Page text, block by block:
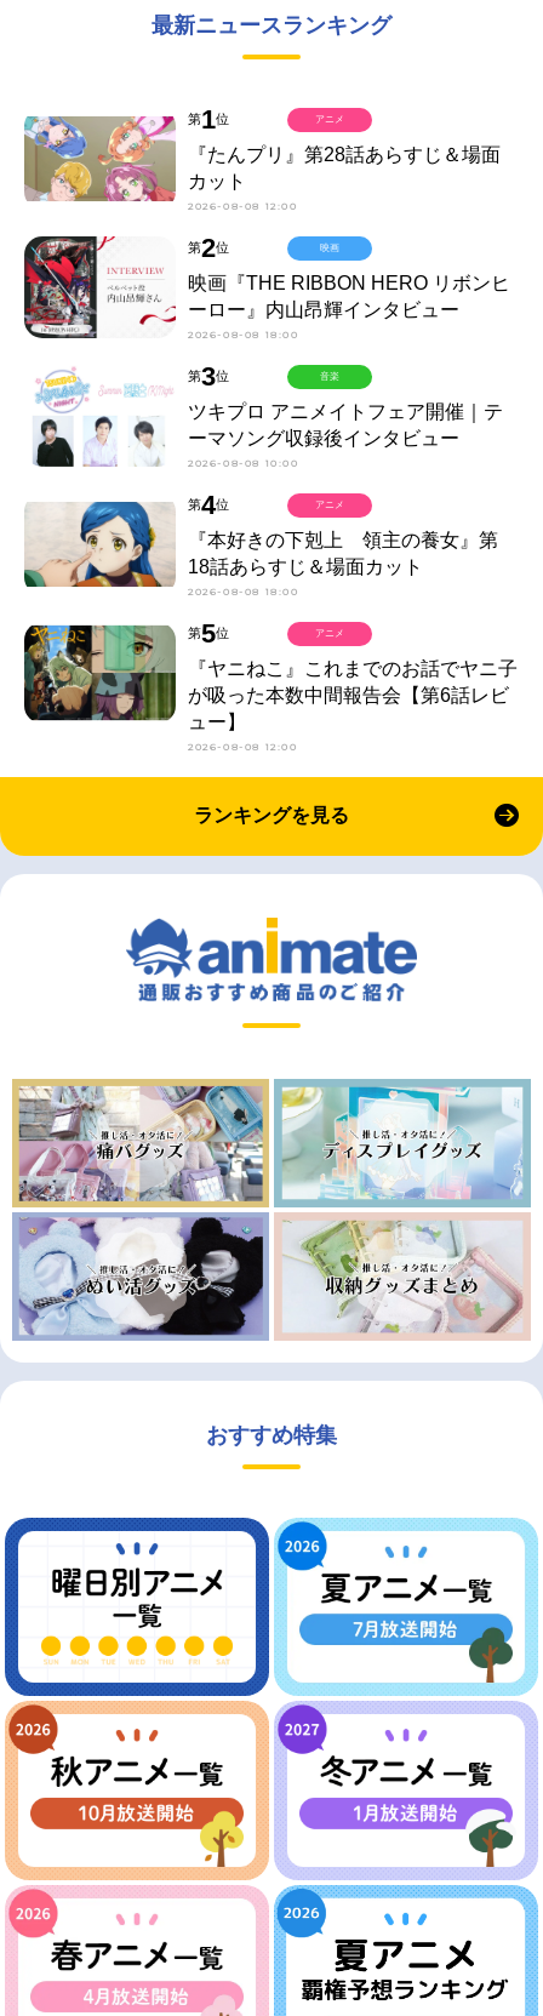
最新ニュースランキング
第1位
『たんプリ』第28話あらすじ＆場面
カット
2026-08-08 12:00
アニメ
第2位
映画『THE RIBBON HERO リボンヒ
ーロー』内山昂輝インタビュー
2026-08-08 18:00
映画
第3位
ツキプロ アニメイトフェア開催｜テ
ーマソング収録後インタビュー
2026-08-08 10:00
音楽
第4位
『本好きの下剋上 領主の養女』第
18話あらすじ＆場面カット
2026-08-08 18:00
アニメ
第5位
『ヤニねこ』これまでのお話でヤニ子
が吸った本数中間報告会【第6話レビ
ュー】
2026-08-08 12:00
アニメ
ランキングを見る
おすすめ特集